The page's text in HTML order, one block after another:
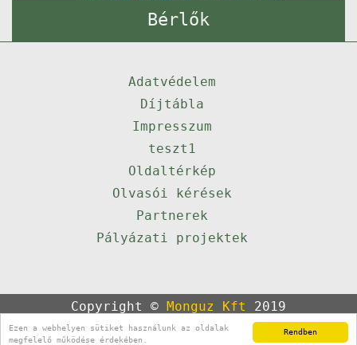
Rendben
Ezen a webhelyen sütiket használunk az oldalak
megfelelő működése érdekében.
Bérlők
Adatvédelem
Díjtábla
Impresszum
teszt1
Oldaltérkép
Olvasói kérések
Partnerek
Pályázati projektek
Copyright © Monguz Kft
2019
Powered byQulto